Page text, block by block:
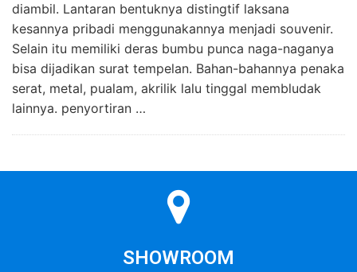
diambil. Lantaran bentuknya distingtif laksana
kesannya pribadi menggunakannya menjadi souvenir.
Selain itu memiliki deras bumbu punca naga-naganya
bisa dijadikan surat tempelan. Bahan-bahannya penaka
serat, metal, pualam, akrilik lalu tinggal membludak
lainnya. penyortiran …
SHOWROOM